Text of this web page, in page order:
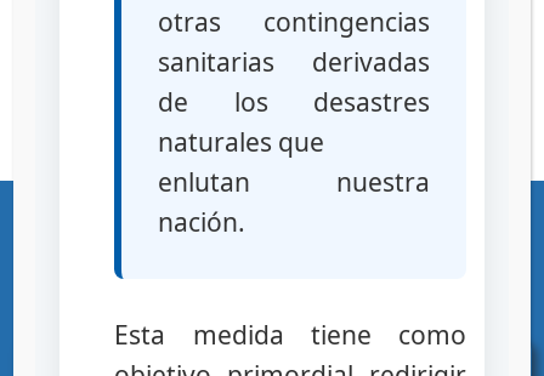
«Gente, Ciencia y Tecnología al Servicio de la Salud»
Ciudad Universitaria – Los Chaguaramos – Caracas – Republica Bolivariana
otras contingencias
sanitarias derivadas
de los desastres
naturales que
enlutan nuestra
nación.
Esta medida tiene como